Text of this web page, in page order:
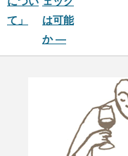
て」
は可能
か ―